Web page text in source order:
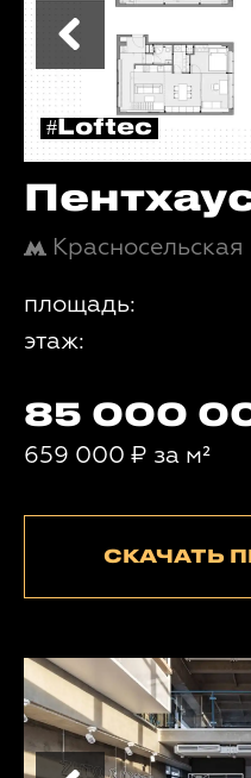
#Loftec
Красносельская
площадь:
этаж:
85 000
659 000 ₽ за м²
СКАЧАТЬ